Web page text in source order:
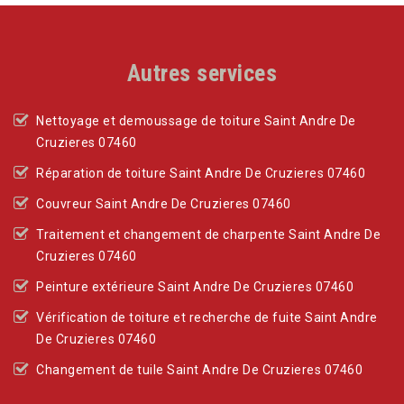
Autres services
Nettoyage et demoussage de toiture Saint Andre De
Cruzieres 07460
Réparation de toiture Saint Andre De Cruzieres 07460
Couvreur Saint Andre De Cruzieres 07460
Traitement et changement de charpente Saint Andre De
Cruzieres 07460
Peinture extérieure Saint Andre De Cruzieres 07460
Vérification de toiture et recherche de fuite Saint Andre
De Cruzieres 07460
Changement de tuile Saint Andre De Cruzieres 07460